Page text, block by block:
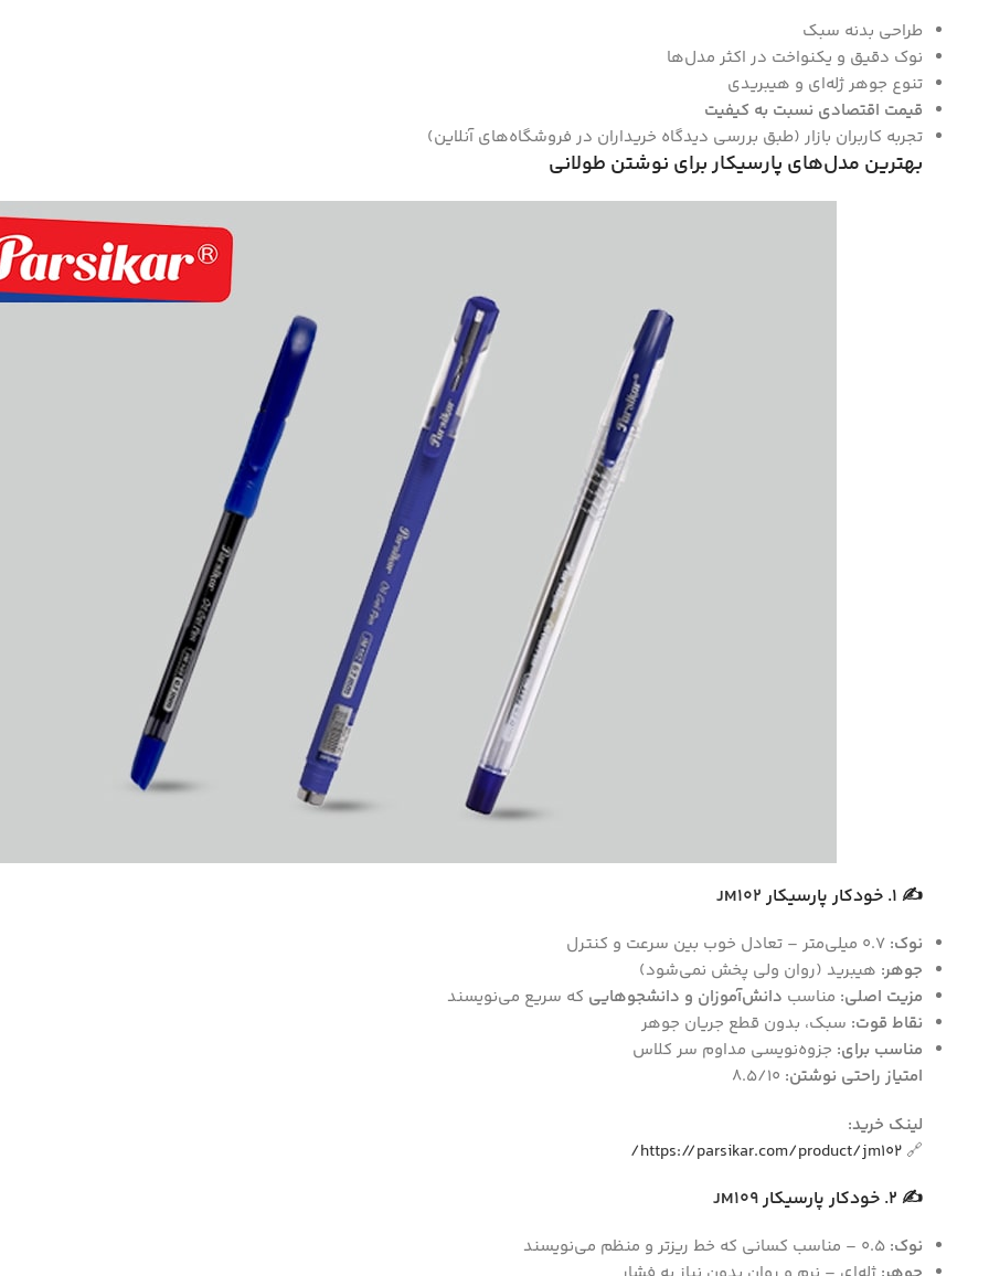
طراحی بدنه سبک
نوک دقیق و یکنواخت در اکثر مدل‌ها
تنوع جوهر ژله‌ای و هیبریدی
قیمت اقتصادی نسبت به کیفیت
تجربه کاربران بازار (طبق بررسی دیدگاه خریداران در فروشگاه‌های آنلاین)
بهترین مدل‌های پارسیکار برای نوشتن طولانی
✍️ خودکار پارسیکار
نوک:
جوهر: هیبرید (روان ولی پخش نمی‌شود)
مزیت اصلی: مناسب دانش‌آموزان و دانشجوهایی که سریع می‌نویسند
نقاط قوت: سبک، بدون قطع جریان جوهر
مناسب برای: جزوه‌نویسی مداوم سر کلاس
امتیاز راحتی نوشتن:
لینک خرید:
🔗
https://parsikar.com/product/jm102/
✍️ خودکار پارسیکار
نوک: